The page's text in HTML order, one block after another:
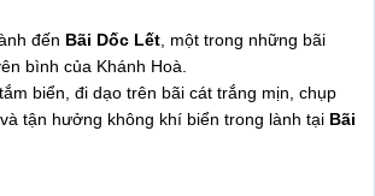
đến Bãi Dốc Lết , một trong những bãi
bình của Khánh Hoà.
biển, đi dạo trên bãi cát trắng mịn, chụp
tận hưởng không khí biển trong lành tại Bãi